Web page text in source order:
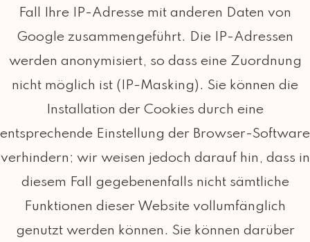
Fall Ihre IP-Adresse mit anderen Daten von
Google zusammengeführt. Die IP-Adressen
werden anonymisiert, so dass eine Zuordnung
nicht möglich ist (IP-Masking). Sie können die
Installation der Cookies durch eine
entsprechende Einstellung der Browser-Software
verhindern; wir weisen jedoch darauf hin, dass in
diesem Fall gegebenenfalls nicht sämtliche
Funktionen dieser Website vollumfänglich
genutzt werden können. Sie können darüber